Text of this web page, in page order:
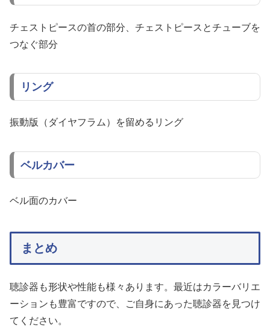
チェストピースの首の部分、チェストピースとチューブを
つなぐ部分
リング
振動版（ダイヤフラム）を留めるリング
ベルカバー
ベル面のカバー
まとめ
聴診器も形状や性能も様々あります。最近はカラーバリエ
ーションも豊富ですので、ご自身にあった聴診器を見つけ
てください。